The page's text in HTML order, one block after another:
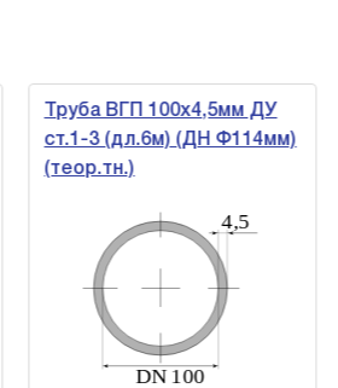
Труба ВГП 100х4,5мм ДУ
ст.1-3 (дл.6м) (ДН Ф114мм)
(теор.тн.)